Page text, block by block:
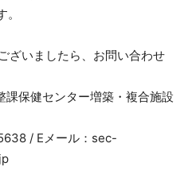
ざいましたら、お問い合わせ
保健センター増築・複合施設
/ Eメール：sec-